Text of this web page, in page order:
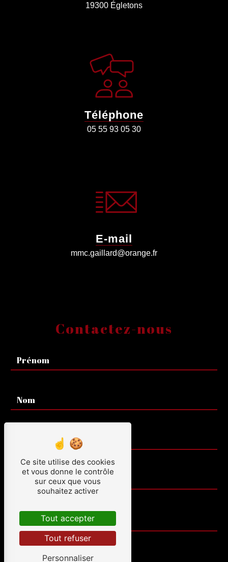
19300 Égletons
Téléphone
05 55 93 05 30
E-mail
mmc.gaillard@orange.fr
Contactez-nous
Ce site utilise des cookies
et vous donne le contrôle
sur ceux que vous
souhaitez activer
Tout accepter
Tout refuser
Personnaliser